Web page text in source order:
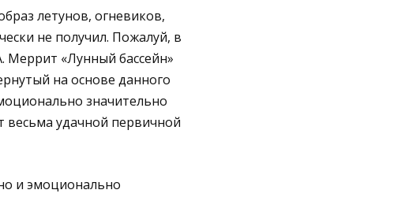
летунов, огневиков,
не получил. Пожалуй, в
Меррит «Лунный бассейн»
на основе данного
значительно
весьма удачной первичной
и эмоционально